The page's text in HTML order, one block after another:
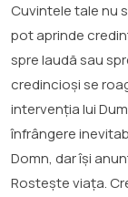
Cuvintele tale nu
pot aprinde
spre laudă sau
credincioși se
intervenția lui
înfrângere
Domn, dar își
Rostește viața.